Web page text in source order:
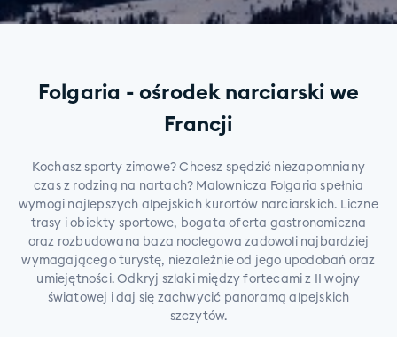
Folgaria - ośrodek narciarski we
Francji
Kochasz sporty zimowe? Chcesz spędzić niezapomniany
czas z rodziną na nartach? Malownicza Folgaria spełnia
wymogi najlepszych alpejskich kurortów narciarskich. Liczne
trasy i obiekty sportowe, bogata oferta gastronomiczna
oraz rozbudowana baza noclegowa zadowoli najbardziej
wymagającego turystę, niezależnie od jego upodobań oraz
umiejętności. Odkryj szlaki między fortecami z II wojny
światowej i daj się zachwycić panoramą alpejskich
szczytów.